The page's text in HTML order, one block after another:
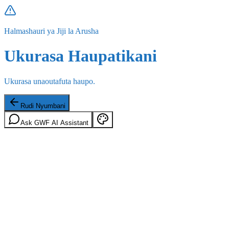
Halmashauri ya Jiji la Arusha
Ukurasa Haupatikani
Ukurasa unaoutafuta haupo.
Rudi Nyumbani
Ask GWF AI Assistant